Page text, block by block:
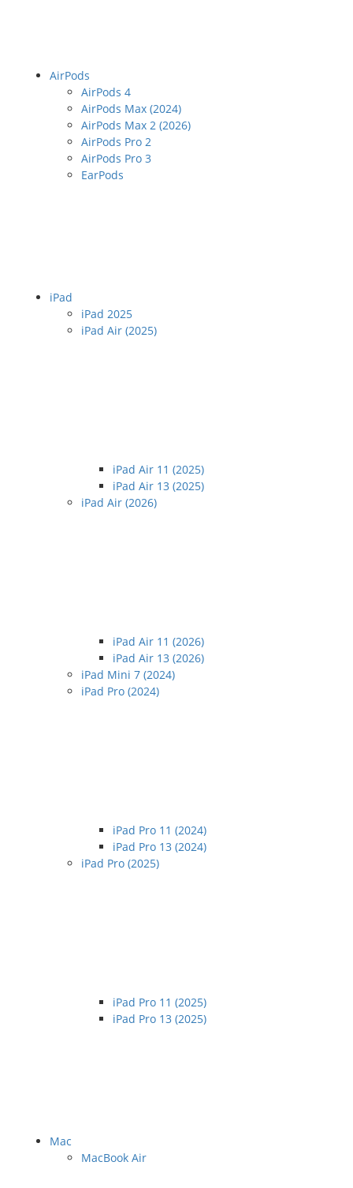
AirPods
AirPods 4
AirPods Max (2024)
AirPods Max 2 (2026)
AirPods Pro 2
AirPods Pro 3
EarPods
iPad
iPad 2025
iPad Air (2025)
iPad Air 11 (2025)
iPad Air 13 (2025)
iPad Air (2026)
iPad Air 11 (2026)
iPad Air 13 (2026)
iPad Mini 7 (2024)
iPad Pro (2024)
iPad Pro 11 (2024)
iPad Pro 13 (2024)
iPad Pro (2025)
iPad Pro 11 (2025)
iPad Pro 13 (2025)
Mac
MacBook Air